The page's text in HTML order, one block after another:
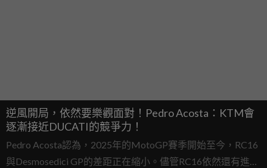
逆風開局，依然要樂觀面對！Pedro Acosta：KTM會
逐漸接近DUCATI的競爭力！
Pedro Acosta認為，2025年的MotoGP賽季開始至今，RC16
與Desmosedici GP的差距正在縮小。儘管RC16依然還有進步